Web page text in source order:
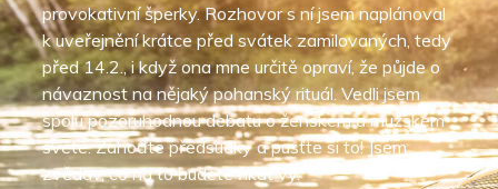
provokativní šperky. Rozhovor s ní jsem naplánoval
k uveřejnění krátce před svátek zamilovaných, tedy
před 14.2., i když ona mne určitě opraví, že půjde o
návaznost na nějaký pohanský rituál. Vedli jsem
spolu pozoruhodnou debatu o ženském a mužském
světě. Zahoďte předsudky a pusťte si to! Jsem
zvědav, co na to budete říkat vy.